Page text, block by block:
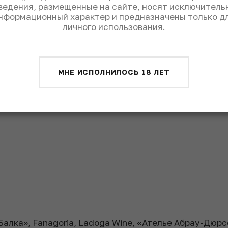
Цимлянский / Голубок
черный
Fanagoria, Ladoga Wine, «Ателье Абрау-
размещенные на сайте, носят
характер и предназначены только
личного использования.
МНЕ ИСПОЛНИЛОСЬ 18 ЛЕТ